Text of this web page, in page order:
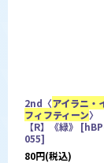
カテゴリ:
特集
2nd〈アイラニ・
フィフティーン〉
【R】《緑》 [
055]
80円(税込)